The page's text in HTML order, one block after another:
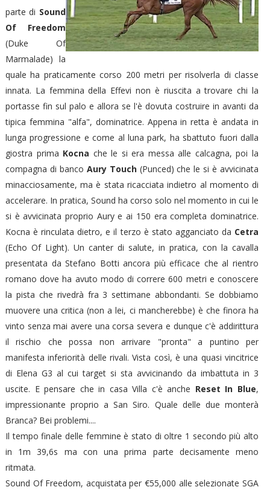
parte di Sound
Of Freedom
(Duke Of
Marmalade) la
quale ha praticamente corso 200 metri per risolverla di classe
innata. La femmina della Effevi non è riuscita a trovare chi la
portasse fin sul palo e allora se l'è dovuta costruire in avanti da
tipica femmina "alfa", dominatrice. Appena in retta è andata in
lunga progressione e come al luna park, ha sbattuto fuori dalla
giostra prima Kocna che le si era messa alle calcagna, poi la
compagna di banco Aury Touch(Punced) che le si è avvicinata
minacciosamente, ma è stata ricacciata indietro al momento di
accelerare. In pratica, Sound ha corso solo nel momento in cui le
si è avvicinata proprio Aury e ai 150 era completa dominatrice.
Kocna è rinculata dietro, e il terzo è stato agganciato da Cetra
(Echo Of Light). Un canter di salute, in pratica, con la cavalla
presentata da Stefano Botti ancora più efficace che al rientro
romano dove ha avuto modo di correre 600 metri e conoscere
la pista che rivedrà fra 3 settimane abbondanti. Se dobbiamo
muovere una critica (non a lei, ci mancherebbe) è che finora ha
vinto senza mai avere una corsa severa e dunque c'è addirittura
il rischio che possa non arrivare "pronta" a puntino per
manifesta inferiorità delle rivali. Vista così, è una quasi vincitrice
di Elena G3 al cui target si sta avvicinando da imbattuta in 3
uscite. E pensare che in casa Villa c'è anche Reset In Blue,
impressionante proprio a San Siro. Quale delle due monterà
Branca? Bei problemi....
Il tempo finale delle femmine è stato di oltre 1 secondo più alto
in 1m 39,6s ma con una prima parte decisamente meno
ritmata.
Sound Of Freedom, acquistata per €55,000 alle selezionate SGA